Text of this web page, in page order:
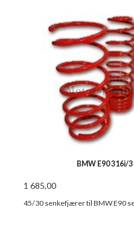
BMW E90 316i/
1 685,00
45/30 senkefjærer til BMW E90